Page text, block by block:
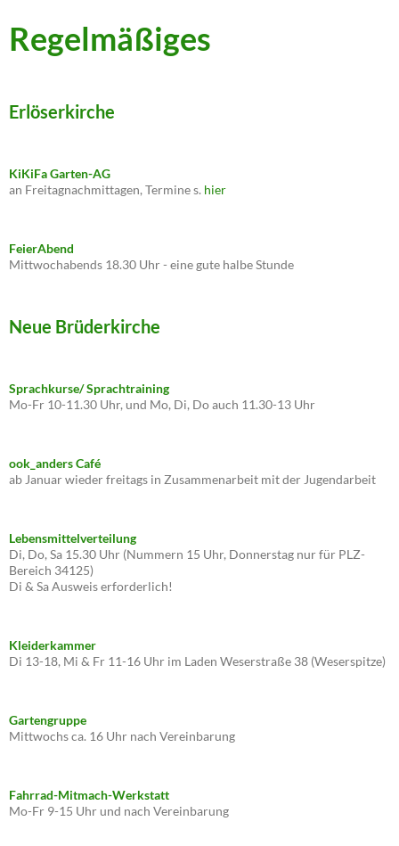
Regelmäßiges
Erlöserkirche
KiKiFa Garten-AG
an Freitagnachmittagen, Termine s. hier
FeierAbend
Mittwochabends 18.30 Uhr - eine gute halbe Stunde
Neue Brüderkirche
Sprachkurse/ Sprachtraining
Mo-Fr 10-11.30 Uhr, und Mo, Di, Do auch 11.30-13 Uhr
ook_anders Café
ab Januar wieder freitags in Zusammenarbeit mit der Jugendarbeit
Lebensmittelverteilung
Di, Do, Sa 15.30 Uhr (Nummern 15 Uhr, Donnerstag nur für PLZ-
Bereich 34125)
Di & Sa Ausweis erforderlich!
Kleiderkammer
Di 13-18, Mi & Fr 11-16 Uhr im Laden Weserstraße 38 (Weserspitze)
Gartengruppe
Mittwochs ca. 16 Uhr nach Vereinbarung
Fahrrad-Mitmach-Werkstatt
Mo-Fr 9-15 Uhr und nach Vereinbarung